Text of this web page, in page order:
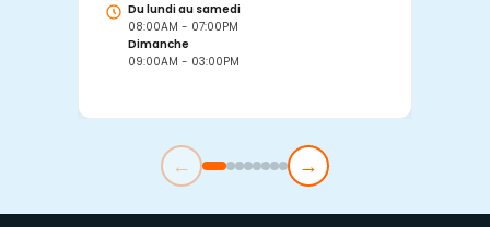
Du lundi au samedi
08:00AM - 07:00PM
Dimanche
09:00AM - 03:00PM
← →